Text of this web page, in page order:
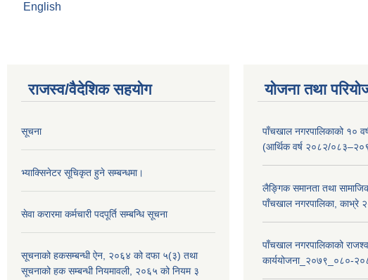
English
राजस्व/वैदेशिक सहयोग
सूचना
भ्याक्सिनेटर सूचिकृत हुने सम्बन्धमा।
सेवा करारमा कर्मचारी पदपूर्ति सम्बन्धि सूचना
सूचनाको हकसम्बन्धी ऐन, २०६४ को दफा ५(३) तथा
सूचनाको हक सम्बन्धी नियमावली, २०६५ को नियम ३
योजना तथा
पाँचखाल नगरपालिकाको १०
(आर्थिक वर्ष २०८२/
लैङ्गिक समानता तथा
पाँचखाल नगरपालिका, काभ्रे
पाँचखाल नगरपालिकाको
कार्ययोजना_२०७९_०८०-